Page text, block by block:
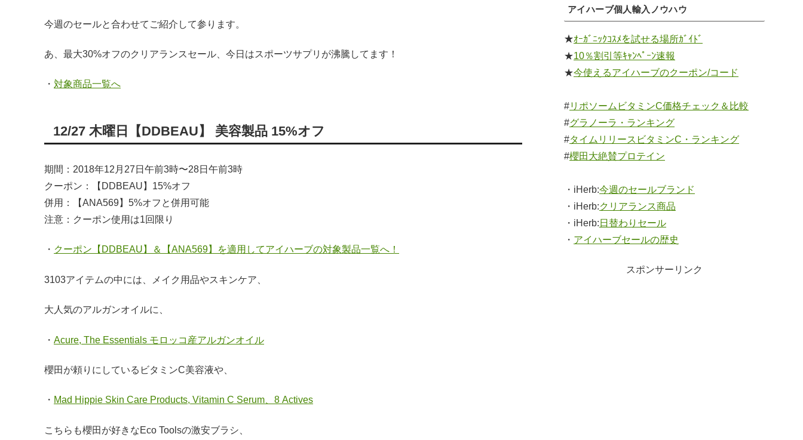
今週のセールと合わせてご紹介して参ります。
あ、最大30%オフのクリアランスセール、今日はスポーツサプリが沸騰してます！
・ 対象商品一覧へ
12/27 木曜日【DDBEAU】 美容製品 15%オフ
期間：2018年12月27日午前3時〜28日午前3時
クーポン：【DDBEAU】15%オフ
併用：【ANA569】5%オフと併用可能
注意：クーポン使用は1回限り
・ クーポン【DDBEAU】＆【ANA569】を適用してアイハーブの対象製品一覧へ！
3103アイテムの中には、メイク用品やスキンケア、
大人気のアルガンオイルに、
・ Acure, The Essentials モロッコ産アルガンオイル
櫻田が頼りにしているビタミンC美容液や、
・ Mad Hippie Skin Care Products, Vitamin C Serum、8 Actives
こちらも櫻田が好きなEco Toolsの激安ブラシ、
アイハーブ個人輸入ノウハウ
★ｵｰｶﾞﾆｯｸｺｽﾒを試せる場所ｶﾞｲﾄﾞ
★10％割引等ｷｬﾝﾍﾟｰﾝ速報
★今使えるアイハーブのクーポン/コード
#リポソームビタミンC価格チェック＆比較
#グラノーラ・ランキング
#タイムリリースビタミンC・ランキング
#櫻田大絶賛プロテイン
・iHerb:今週のセールブランド
・iHerb:クリアランス商品
・iHerb: 日替わりセール
・ アイハーブセールの歴史
スポンサーリンク